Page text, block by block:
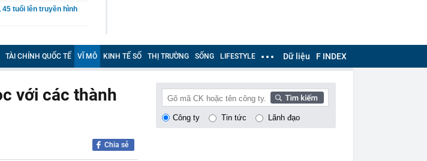
tuổi lên truyền hình
tức tỷ lệ 15%, cổ đông
sóng trên đài truyền
TÀI CHÍNH QUỐC TẾ VĨ MÔ KINH TẾ SỐ THỊ TRƯỜNG SỐNG LIFESTYLE Dữ liệu F INDEX
với các thành
Chia sẻ
Công ty Tin tức Lãnh đạo